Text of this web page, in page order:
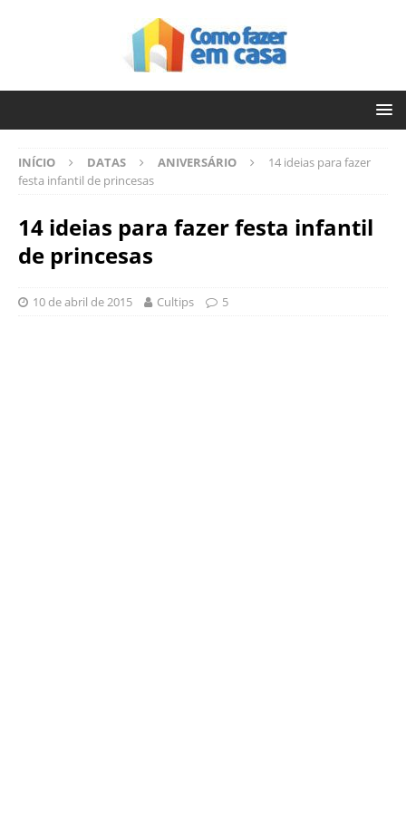
INÍCIO DATAS ANIVERSÁRIO
14 ideias para fazer
festa infantil de princesas
14 ideias para fazer festa infantil
de princesas
10 de abril de 2015 Cultips 5